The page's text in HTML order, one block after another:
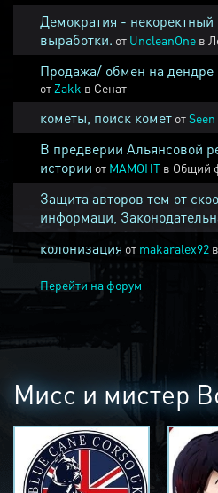
Демократия - некоректный
выработки. от UncleanOne в
Продажа/ обмен на дендре
от Zakk в Сенат
кометы, поиск комет отSeen
В предверии Альянсовой
истории от MAMOHT в Общий
Защита авторов тем от
информаци,
колонизация от makaralex92 в
Перейти на форум
Мисс и мистер